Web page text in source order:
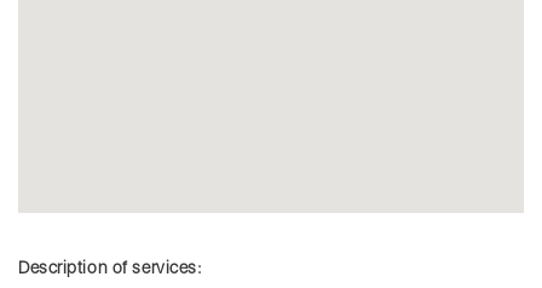
Description of services: